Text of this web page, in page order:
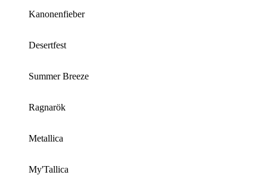
Kanonenfieber
Desertfest
Summer Breeze
Ragnarök
Metallica
My'Tallica